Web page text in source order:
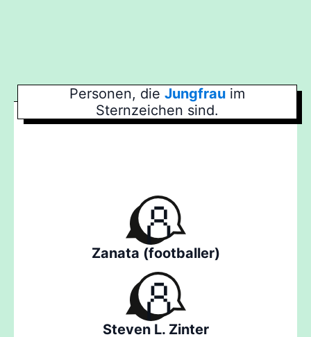
Personen, die Jungfrau im
Sternzeichen sind.
Zanata (footballer)
Steven L. Zinter